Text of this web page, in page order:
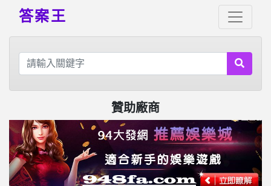
答案王
贊助廠商